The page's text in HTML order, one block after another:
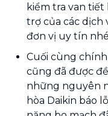
kiểm tra van
trợ của các dịch
đơn vị uy tín
Cuối cùng chính
cũng đã được
những nguyên
hòa Daikin báo